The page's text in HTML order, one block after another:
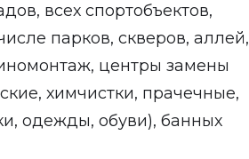
всех спортобъектов,
парков, скверов, аллей,
центры замены
химчистки, прачечные,
одежды, обуви), банных